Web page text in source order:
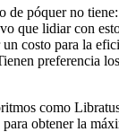
póquer no
que lidiar con
costo para la
preferencia
como
obtener la